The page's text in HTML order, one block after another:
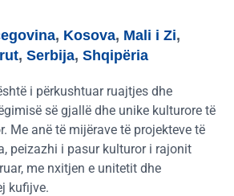
, Kosova, Mali i Zi,
, Serbija, Shqipëria
i përkushtuar ruajtjes dhe
së gjallë dhe unike kulturore të
Me anë të mijërave të projekteve të
peizazhi i pasur kulturor i rajonit
me nxitjen e unitetit dhe
kufijve.